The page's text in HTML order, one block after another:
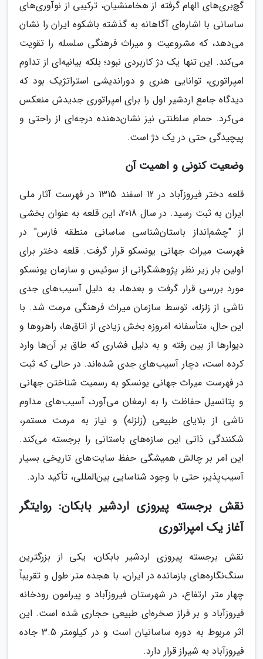
گچ‌بری‌های الهام گرفته از هخامنشیان، ترکیبی از نوآوری‌های
ساسانی با اشاره‌ای آگاهانه به گذشته باشکوه ایران را نشان
می‌دهد، که مشروعیت و میراث فرهنگی سلسله را تقویت
می‌کند. این تنها یک دژ کاربردی نبود؛ بلکه بیانیه‌ای از تداوم
امپراتوری، توانایی هنری و دوراندیشی استراتژیک بود که
دیدگاه جامع اردشیر اول را برای امپراتوری جدیدش منعکس
می‌کرد. حمام سلطنتی نیز نشان‌دهنده درجه‌ای از راحتی و
پیچیدگی حتی در یک دژ است.
وضعیت کنونی و اهمیت آن
قلعه دختر فیروزآباد در 12 اسفند 1315 در فهرست آثار ملی
ایران به ثبت رسید. در سال 2018، این قلعه به عنوان بخشی
از "چشم‌انداز باستان‌شناسی ساسانی منطقه فارس" در
فهرست میراث جهانی یونسکو قرار گرفت. قلعه دختر برای
اولین بار زیر نظر پژوهشگرانی از سوئیس و سازمان یونسکو
مورد بررسی قرار گرفت و بعدها، به دلیل آسیب‌های جدی
ناشی از زلزله، توسط سازمان میراث فرهنگی مرمت شد. با
این حال، متأسفانه امروزه بخش زیادی از اتاق‌ها، راهروها و
دیوارها از بین رفته و به دلیل فشاری که طاق بر آن‌ها وارد
کرده است، دچار آسیب‌های جدی شده‌اند. در حالی که ثبت
در فهرست میراث جهانی یونسکو به رسمیت شناختن جهانی
و پتانسیل حفاظت را به ارمغان می‌آورد، آسیب‌های مداوم
ناشی از بلایای طبیعی (زلزله) و نیاز به مرمت مستمر،
شکنندگی ذاتی این سازه‌های باستانی را برجسته می‌کند.
این امر بر چالش همیشگی حفظ سایت‌های تاریخی بسیار
آسیب‌پذیر، حتی با وجود شناسایی بین‌المللی، تأکید دارد.
نقش برجسته پیروزی اردشیر بابکان: روایتگر
آغاز یک امپراتوری
نقش برجسته پیروزی اردشیر بابکان، یکی از بزرگترین
سنگ‌نگاره‌های بازمانده در ایران، با هجده متر طول و تقریباً
چهار متر ارتفاع، در شهرستان فیروزآباد و پیرامون رودخانه
فیروزآباد و بر فراز صخره‌ای طبیعی حجاری شده است. این
اثر مربوط به دوره ساسانیان است و در کیلومتر 3.5 جاده
فیروزآباد به شیراز قرار دارد.